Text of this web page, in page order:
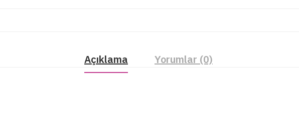
Açıklama Yorumlar (0)